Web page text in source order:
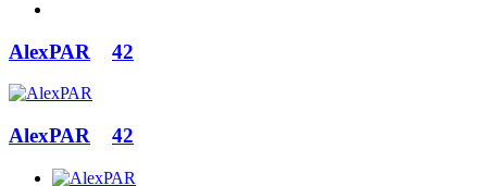
AlexРАR 42
AlexРАR 42